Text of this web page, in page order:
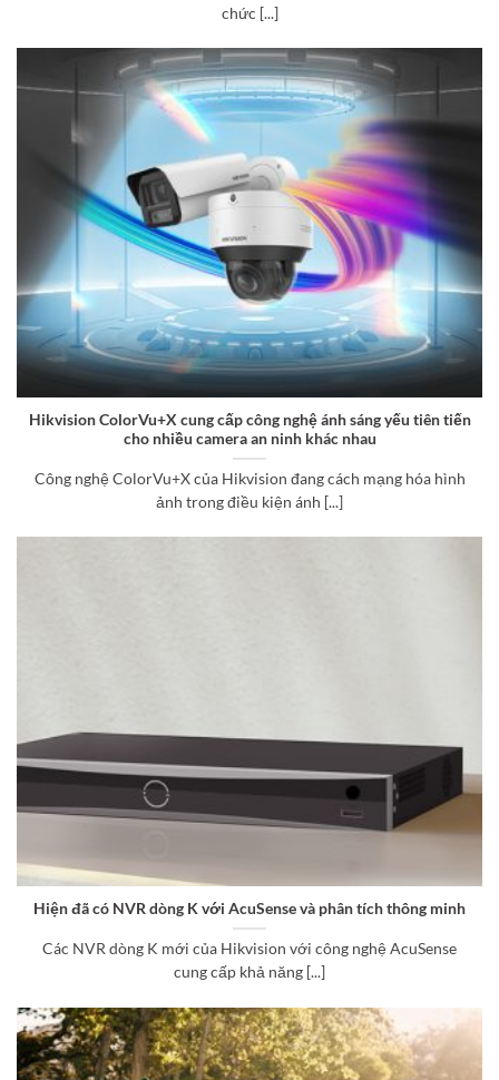
chức [...]
Hikvision ColorVu+X cung cấp công nghệ ánh sáng yếu tiên tiến
cho nhiều camera an ninh khác nhau
Công nghệ ColorVu+X của Hikvision đang cách mạng hóa hình
ảnh trong điều kiện ánh [...]
Hiện đã có NVR dòng K với AcuSense và phân tích thông minh
Các NVR dòng K mới của Hikvision với công nghệ AcuSense
cung cấp khả năng [...]